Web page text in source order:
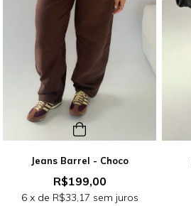
Jeans Barrel - Choco
R$199,00
6 x de R$33,17 sem juros